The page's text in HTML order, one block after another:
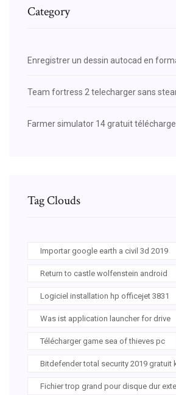
Category
Enregistrer un dessin autocad en
Team fortress 2 telecharger sans
Farmer simulator 14 gratuit
Tag Clouds
Importar google earth a civil 3d 2019
Return to castle wolfenstein android
Logiciel installation hp officejet 3831
Was ist application launcher for drive
Télécharger game sea of thieves pc
Bitdefender total security 2019 gratuit
Fichier trop grand pour disque dur